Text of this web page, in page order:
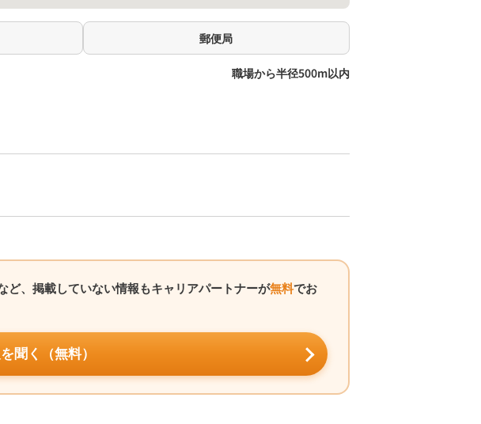
郵便局
職場から半径500m以内
ど、掲載していない情報もキャリアパートナーが無料でお
聞く（無料）